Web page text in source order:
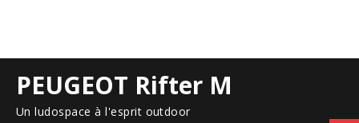
PEUGEOT Rifter M
Un ludospace à l'esprit outdoor